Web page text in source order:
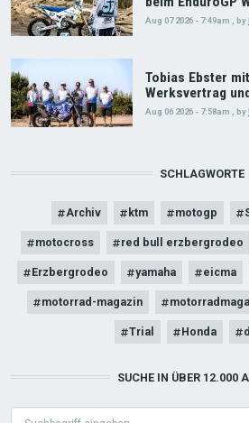
Aug 07 2026 - 7:49am by
Tobias Ebster
Werksvertrag
Aug 06 2026 - 7:58am by
SCHLAGWORTE
Archiv ktm motogp
motocross red bull erzbergrodeo
Erzbergrodeo yamaha eicma
motorrad-magazin
Trial Honda
SUCHE IN ÜBER 12.000